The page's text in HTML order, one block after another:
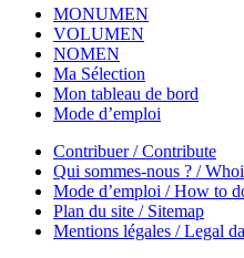
MONUMEN
VOLUMEN
NOMEN
Ma Sélection
Mon tableau de bord
Mode d’emploi
Contribuer / Contribute
Qui sommes-nous ? /
Mode d’emploi / How to
Plan du site / Sitemap
Mentions légales / Legal